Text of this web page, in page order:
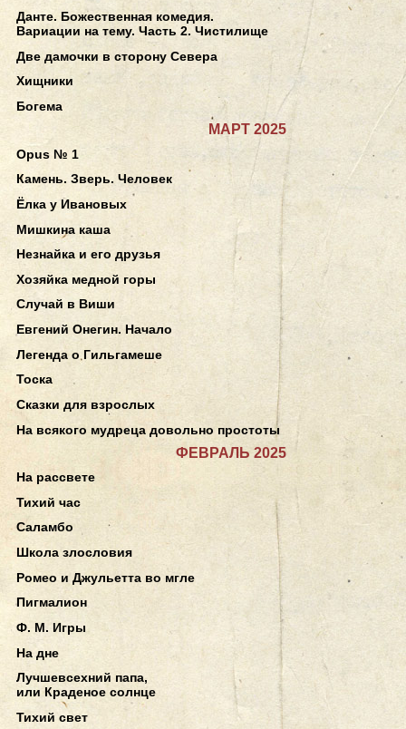
Данте. Божественная комедия.
Вариации на тему. Часть 2. Чистилище
Две дамочки в сторону Севера
Хищники
Богема
МАРТ 2025
Opus № 1
Камень. Зверь. Человек
Ёлка у Ивановых
Мишкина каша
Незнайка и его друзья
Хозяйка медной горы
Случай в Виши
Евгений Онегин. Начало
Легенда о Гильгамеше
Тоска
Сказки для взрослых
На всякого мудреца довольно простоты
ФЕВРАЛЬ 2025
На рассвете
Тихий час
Саламбо
Школа злословия
Ромео и Джульетта во мгле
Пигмалион
Ф. М. Игры
На дне
Лучшевсехний папа,
или Краденое солнце
Тихий свет